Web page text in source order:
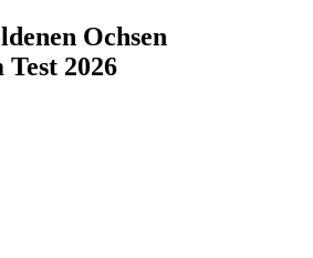
Ochsen
2026